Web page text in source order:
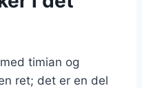
timian og
ret; det er en del